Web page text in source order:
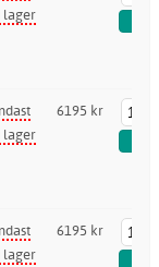
lager
lager
6195 kr
lager
6195 kr